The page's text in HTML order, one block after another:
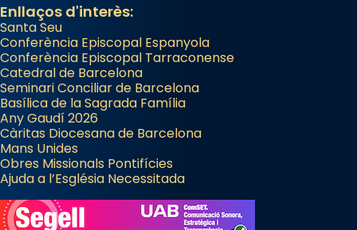
Enllaços d'interès:
Santa Seu
Conferència Episcopal Espanyola
Conferència Episcopal Tarraconense
Catedral de Barcelona
Seminari Conciliar de Barcelona
Basílica de la Sagrada Família
Any Gaudí 2026
Càritas Diocesana de Barcelona
Mans Unides
Obres Missionals Pontifícies
Ajuda a l’Església Necessitada